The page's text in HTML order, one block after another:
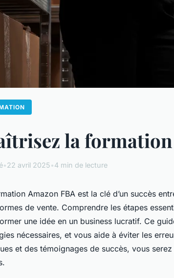
la formation
•22 avril 2025•4 min de lecture
Amazon FBA est la clé d’un succès
de vente. Comprendre les étapes
une idée en un business lucratif. Ce
nécessaires, et vous aide à éviter les
et des témoignages de succès, vous